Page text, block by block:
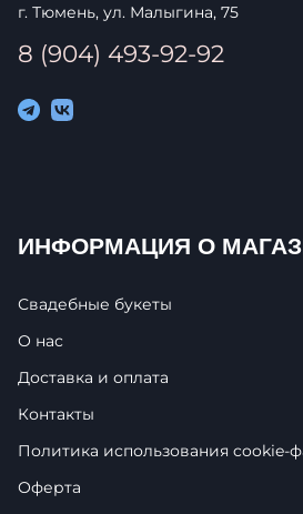
г. Тюмень, ул. Малыгина, 75
8 (904) 493-92-92
ИНФОРМАЦИЯ О
Свадебные букеты
О нас
Доставка и оплата
Контакты
Политика использования cookie-
Оферта